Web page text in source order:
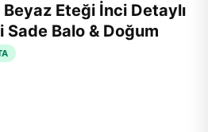
Beyaz Eteği İnci Detaylı
Balo & Doğum